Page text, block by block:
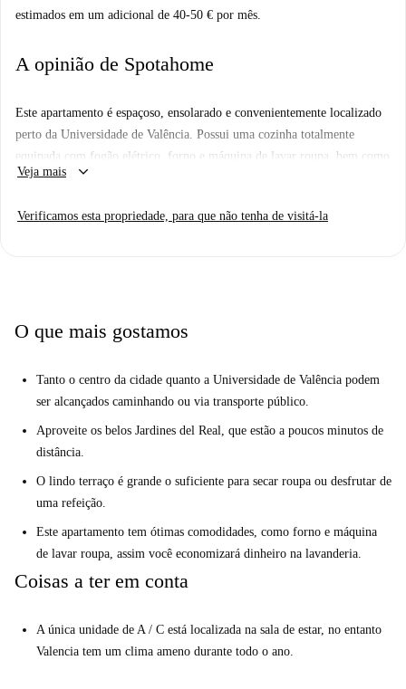
estimados em um adicional de 40-50 € por mês.
A opinião de Spotahome
Este apartamento é espaçoso, ensolarado e convenientemente localizado
perto da Universidade de Valência. Possui uma cozinha totalmente
equipada com fogão elétrico, forno e máquina de lavar roupa, bem como
uma ampla sala de estar bem iluminada. Da sala de estar você pode
manhã ou jantar durante as noites quentes de verão de Valência. Há um
Veja mais keyboard_arrow_down
Verificamos esta propriedade, para que não tenha de visitá-la
O que mais gostamos
Tanto o centro da cidade quanto a Universidade de Valência podem
ser alcançados caminhando ou via transporte público.
Aproveite os belos Jardines del Real, que estão a poucos minutos de
distância.
O lindo terraço é grande o suficiente para secar roupa ou desfrutar de
uma refeição.
Este apartamento tem ótimas comodidades, como forno e máquina
de lavar roupa, assim você economizará dinheiro na lavanderia.
Coisas a ter em conta
A única unidade de A / C está localizada na sala de estar, no entanto
Valencia tem um clima ameno durante todo o ano.